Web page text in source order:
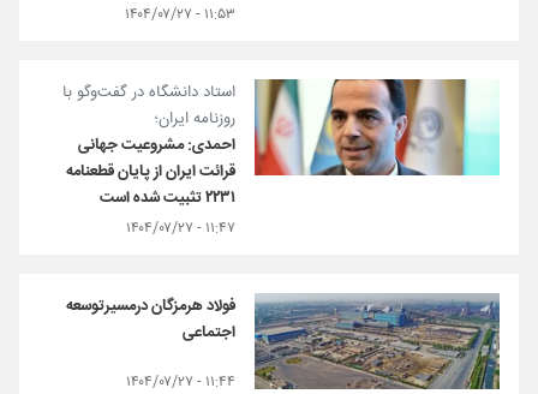
۱۱:۵۳ - ۱۴۰۴/۰۷/۲۷
استاد دانشگاه در گفت‌وگو با
روزنامه ایران؛
احمدی: مشروعیت جهانی
قرائت ایران از پایان قطعنامه
۲۲۳۱ تثبیت شده است
۱۱:۴۷ - ۱۴۰۴/۰۷/۲۷
فولاد هرمزگان درمسیرتوسعه
اجتماعی
۱۱:۴۴ - ۱۴۰۴/۰۷/۲۷